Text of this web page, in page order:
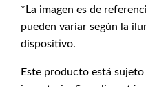
*La imagen es de
pueden variar según la
dispositivo.
Este producto está